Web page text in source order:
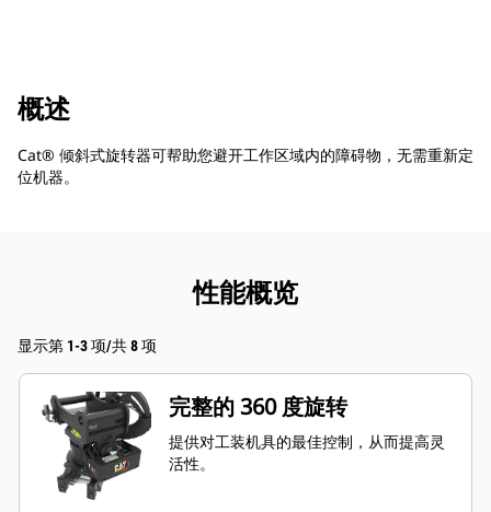
概述
Cat® 倾斜式旋转器可帮助您避开工作区域内的障碍物，无需重新定
位机器。
性能概览
显示第 1-3 项/共 8 项
完整的 360 度旋转
提供对工装机具的最佳控制，从而提高灵
活性。